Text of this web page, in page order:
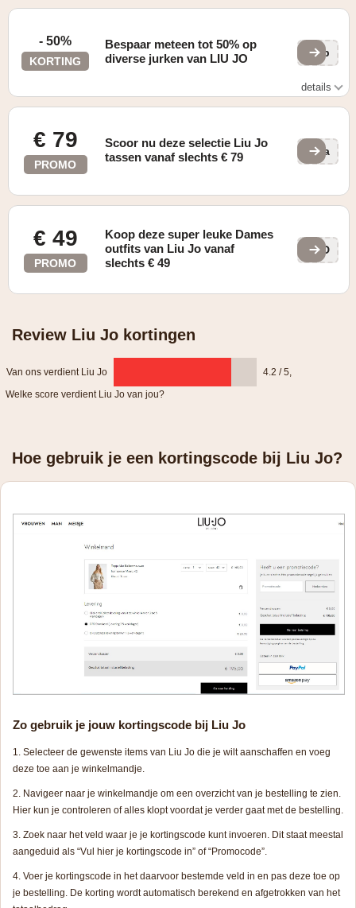
- 50%
KORTING
Bespaar meteen tot 50% op
diverse jurken van LIU JO
Zop
details
€ 79
PROMO
Scoor nu deze selectie Liu Jo
tassen vanaf slechts € 79
FBa
€ 49
PROMO
Koop deze super leuke Dames
outfits van Liu Jo vanaf
slechts € 49
czD
Review Liu Jo kortingen
Van ons verdient Liu Jo 4.2 / 5
Welke score verdient Liu Jo van jou?
Hoe gebruik je een kortingscode bij Liu Jo?
Zo gebruik je jouw kortingscode bij Liu Jo
Selecteer de gewenste items van Liu Jo die je wilt aanschaffen en voeg
deze toe aan je winkelmandje.
Navigeer naar je winkelmandje om een overzicht van je bestelling te zien.
Hier kun je controleren of alles klopt voordat je verder gaat met de bestelling.
Zoek naar het veld waar je je kortingscode kunt invoeren. Dit staat meestal
aangeduid als “Vul hier je kortingscode in” of “Promocode”.
Voer je kortingscode in het daarvoor bestemde veld in en pas deze toe op
je bestelling. De korting wordt automatisch berekend en afgetrokken van het